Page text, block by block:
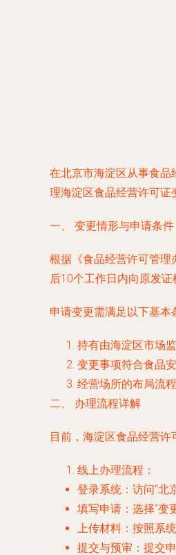
在北京市海淀区从事食
理海淀区食品经营许可证
一、 变更情形与申请条件
根据《食品经营许可管
后10个工作日内向原发
申请变更需满足以下基本
持有由海淀区市场
变更事项符合食品
经营场所的布局流
二、 办理流程详解
目前，海淀区食品经营许
线上办理流程 ：
登录系统 ：访问“
填写申请 ：选择“
上传材料 ：按照系
提交与预审 ：提交